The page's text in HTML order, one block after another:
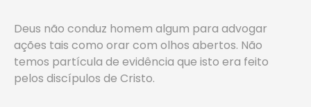
Deus não conduz homem algum para advogar
ações tais como orar com olhos abertos. Não
temos partícula de evidência que isto era feito
pelos discípulos de Cristo.